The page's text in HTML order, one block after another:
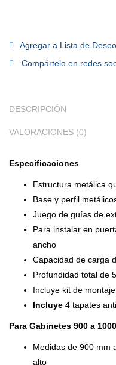
Agregar a Lista de
Compártelo en redes
DESCRIPCIÓN
VALORACIONES (0)
Especificaciones
Estructura metálica
Base y perfil
Juego de guías de
Para instalar en
ancho
Capacidad de carga
Profundidad total de
Incluye kit de
Incluye 4 tapates
Para Gabinetes 900 a
Medidas de 900 mm
alto